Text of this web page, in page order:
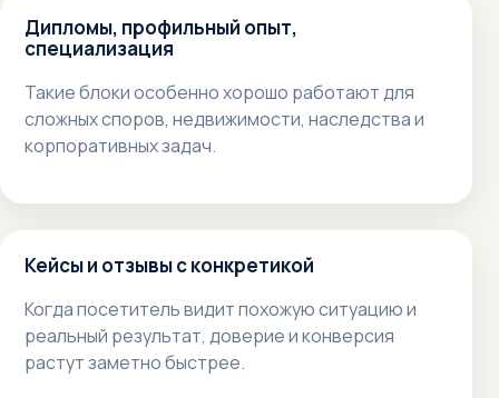
Дипломы, профильный опыт,
специализация
Такие блоки особенно хорошо работают для
сложных споров, недвижимости, наследства и
корпоративных задач.
Кейсы и отзывы с конкретикой
Когда посетитель видит похожую ситуацию и
реальный результат, доверие и конверсия
растут заметно быстрее.